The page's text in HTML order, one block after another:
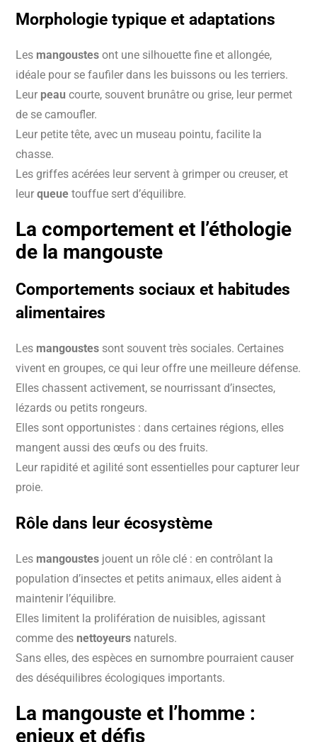
Morphologie typique et adaptations
Les mangoustes ont une silhouette fine et allongée,
idéale pour se faufiler dans les buissons ou les terriers.
Leur peau courte, souvent brunâtre ou grise, leur permet
de se camoufler.
Leur petite tête, avec un museau pointu, facilite la
chasse.
Les griffes acérées leur servent à grimper ou creuser, et
leur queue touffue sert d’équilibre.
La comportement et l’éthologie
de la mangouste
Comportements sociaux et habitudes
alimentaires
Les mangoustes sont souvent très sociales. Certaines
vivent en groupes, ce qui leur offre une meilleure défense.
Elles chassent activement, se nourrissant d’insectes,
lézards ou petits rongeurs.
Elles sont opportunistes : dans certaines régions, elles
mangent aussi des œufs ou des fruits.
Leur rapidité et agilité sont essentielles pour capturer leur
proie.
Rôle dans leur écosystème
Les mangoustes jouent un rôle clé : en contrôlant la
population d’insectes et petits animaux, elles aident à
maintenir l’équilibre.
Elles limitent la prolifération de nuisibles, agissant
comme des nettoyeurs naturels.
Sans elles, des espèces en surnombre pourraient causer
des déséquilibres écologiques importants.
La mangouste et l’homme :
enjeux et défis